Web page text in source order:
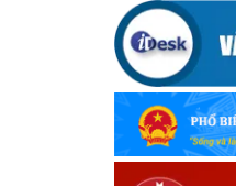
(12/10/2025)
UBND TỈNH
NGƯỜI DÂN
CHỐNG
(09/10/2025)